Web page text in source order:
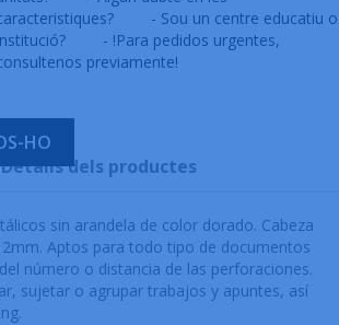
- Sou un centre educatiu o
- !Para pedidos urgentes,
previamente!
HO
Detalls dels productes
sin arandela de color dorado. Cabeza
Aptos para todo tipo de documentos
número o distancia de las perforaciones.
sujetar o agrupar trabajos y apuntes, así